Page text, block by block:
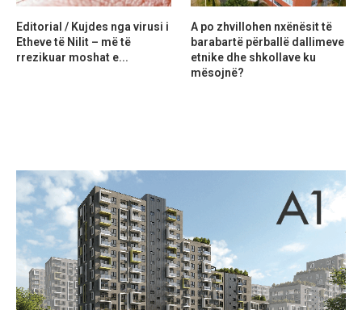
Editorial / Kujdes nga virusi i
Etheve të Nilit – më të
rrezikuar moshat e...
A po zhvillohen nxënësit të
barabartë përballë dallimeve
etnike dhe shkollave ku
mësojnë?